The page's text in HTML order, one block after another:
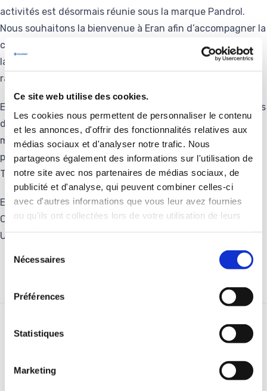
Ce site web utilise des cookies.
Les cookies nous permettent de personnaliser le contenu
et les annonces, d'offrir des fonctionnalités relatives aux
médias sociaux et d'analyser notre trafic. Nous
partageons également des informations sur l'utilisation de
notre site avec nos partenaires de médias sociaux, de
publicité et d'analyse, qui peuvent combiner celles-ci
avec d'autres informations que vous leur avez fournies
ou qu'ils ont collectées lors de votre utilisation de leurs
Nécessaires
Préférences
Statistiques
Marketing
activités est désormais réunie sous la marque Pandrol.
Nous souhaitons la bienvenue à Eran afin d’accompagner la
croissance de Pandrol, un acteur majeur de la sécurité, de
la disponibilité et de la durée de vie de l’infrastructure du
rail.
Eran Gartner a une solide expérience internationale de plus
de 20 années dans le monde ferroviaire en ingénierie,
management de projets, de services, et vente, acquise
principalement au sein de Bombardier / ABB Daimler-Benz
Transportation.
Eran Gartner a une licence en Mechanical Engineering de
Cornell University (1988) et est titulaire d’un MBA de
University of Virginia (1992).